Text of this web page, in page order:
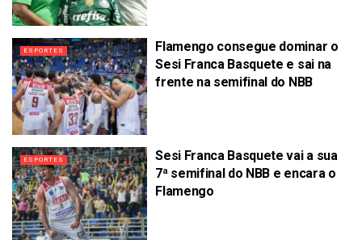
ESPORTES
Flamengo consegue dominar o
Sesi Franca Basquete e sai na
frente na semifinal do NBB
ESPORTES
Sesi Franca Basquete vai a sua
7ª semifinal do NBB e encara o
Flamengo